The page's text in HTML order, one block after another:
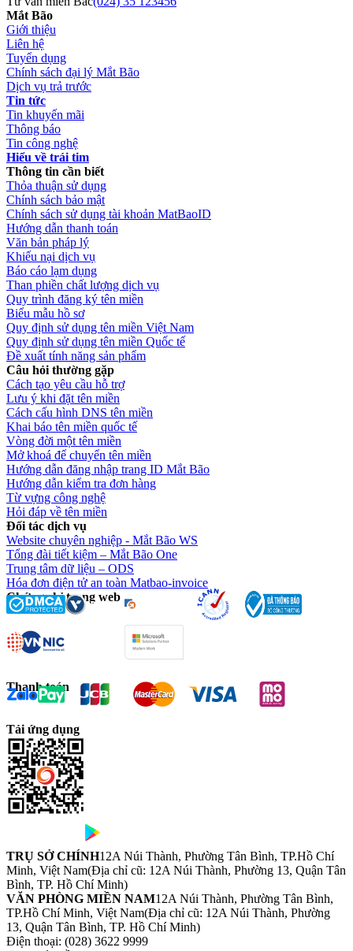
50GB, nhưng tổng dữ liệu website cần di chuyển của bạn
là 56GB (tức vượt quá 10% của 50GB theo gói là 5GB) thì
bạn phải đăng ký 2 gói External Migrate Website 50GB
hoặc 1 gói External Migrate Website 100GB.
vẹn toàn dữ liệu 100%. Nhưng sẽ cùng với khách hàng
kiểm tra một lượt sau khi thực hiện. Kỹ thuật Mắt Bão sẽ hỗ
trợ cấu hình các website trong khả năng. Một số trường hợp
cá biệt như: Mã nguồn không tương thích, lỗi mã nguồn, ...
kỹ thuật Mắt Bão sẽ thông báo lại.
Mắt Bão
Giới thiệu
Liên hệ
Tuyển dụng
Chính sách đại lý Mắt Bão
Dịch vụ trả trước
Tin tức
Tin khuyến mãi
Thông báo
Tin công nghệ
Hiểu về trái tim
Thông tin cần biết
Thỏa thuận sử dụng
Chính sách bảo mật
Chính sách sử dụng tài khoản MatBaoID
Hướng dẫn thanh toán
Văn bản pháp lý
Khiếu nại dịch vụ
Báo cáo lạm dụng
Than phiền chất lượng dịch vụ
Quy trình đăng ký tên miền
Biểu mẫu hồ sơ
Quy định sử dụng tên miền Việt Nam
Quy định sử dụng tên miền Quốc tế
Đề xuất tính năng sản phẩm
Câu hỏi thường gặp
Cách tạo yêu cầu hỗ trợ
Lưu ý khi đặt tên miền
Cách cấu hình DNS tên miền
Khai báo tên miền quốc tế
Vòng đời một tên miền
Mở khoá để chuyển tên miền
Hướng dẫn đăng nhập trang ID Mắt Bão
Hướng dẫn kiểm tra đơn hàng
Từ vựng công nghệ
Hỏi đáp về tên miền
Đối tác dịch vụ
Website chuyên nghiệp - Mắt Bão WS
Tổng đài tiết kiệm – Mắt Bão One
Trung tâm dữ liệu – ODS
Hóa đơn điện tử an toàn Matbao-invoice
Chứng chỉ trang web
Thanh toán
Tải ứng dụng
TRỤ SỞ CHÍNH12A Núi Thành, Phường Tân Bình, TP.Hồ Chí
Minh, Việt Nam(Địa chỉ cũ: 12A Núi Thành, Phường 13, Quận Tân
Bình, TP. Hồ Chí Minh)
VĂN PHÒNG MIỀN NAM12A Núi Thành, Phường Tân Bình,
TP.Hồ Chí Minh, Việt Nam(Địa chỉ cũ: 12A Núi Thành, Phường
13, Quận Tân Bình, TP. Hồ Chí Minh)
Điện thoại: (028) 3622 9999